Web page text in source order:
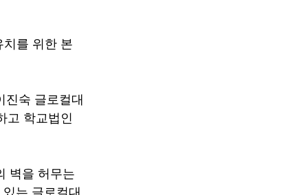
를 위한 본
진숙 글로컬대
고 학교법인
벽을 허무는
는 글로컬대